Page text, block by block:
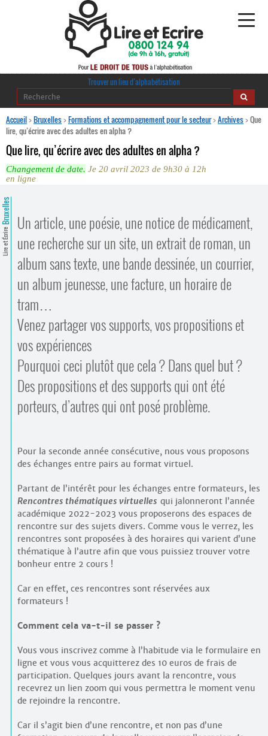
Alphabétisation
Publications
·
journaldelalpha.be
Comprendre et parler
Bienvenue en Belgique
Espace presse
Contacts
Trouver un lieu d’alphabétisation
Accueil>Bruxelles>Formations et accompagnement pour le secteur>Archives>Que
lire, qu’écrire avec des adultes en alpha ?
Que lire, qu’écrire avec des adultes en alpha ?
Changement de date. Je 20 avril 2023 de 9h30 à 12h
en ligne
Lire et Écrire
Bruxelles Un article, une poésie, une notice de médicament,
une recherche sur un site, un extrait de roman, un
album sans texte, une bande dessinée, un courrier,
un album jeunesse, une facture, un horaire de
tram…
Venez partager vos supports, vos propositions et
vos expériences
Pourquoi ceci plutôt que cela ? Dans quel but ?
Des propositions et des supports qui ont été
porteurs, d’autres qui ont posé problème.
Pour la seconde année consécutive, nous vous proposons
des échanges entre pairs au format virtuel.
Partant de l’intérêt pour les échanges entre formateurs, les
Rencontres thématiques virtuelles qui jalonneront l’année
académique 2022-2023 vous proposerons des espaces de
rencontre sur des sujets divers. Comme vous le verrez, les
rencontres sont proposées à des horaires qui varient d’une
thématique à l’autre afin que vous puissiez trouver votre
bonheur entre 2 cours !
Car en effet, ces rencontres sont réservées aux
formateurs !
Comment cela va-t-il se passer ?
Vous vous inscrivez comme à l’habitude via le formulaire en
ligne et vous vous acquitterez des 10 euros de frais de
participation. Quelques jours avant la rencontre, vous
recevrez un lien zoom qui vous permettra le moment venu
de rejoindre la rencontre.
Car il s’agit bien d’une rencontre, et non pas d’une